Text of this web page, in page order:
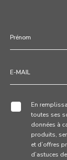
En
toutes ses
données à
produits,
et d’offres
d’astuces